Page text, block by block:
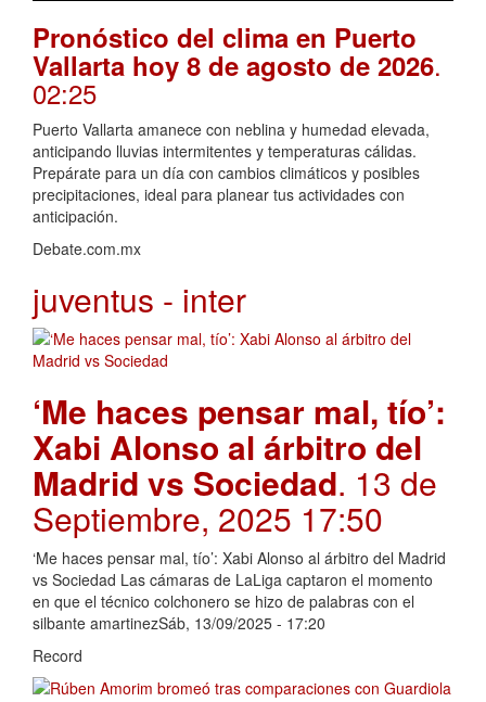
Pronóstico del clima en Puerto
Vallarta hoy 8 de agosto de 2026.
02:25
Puerto Vallarta amanece con neblina y humedad elevada,
anticipando lluvias intermitentes y temperaturas cálidas.
Prepárate para un día con cambios climáticos y posibles
precipitaciones, ideal para planear tus actividades con
anticipación.
Debate.com.mx
juventus - inter
‘Me haces pensar mal, tío’:
Xabi Alonso al árbitro del
Madrid vs Sociedad. 13 de
Septiembre, 2025 17:50
‘Me haces pensar mal, tío’: Xabi Alonso al árbitro del Madrid
vs Sociedad Las cámaras de LaLiga captaron el momento
en que el técnico colchonero se hizo de palabras con el
silbante amartinezSáb, 13/09/2025 - 17:20
Record